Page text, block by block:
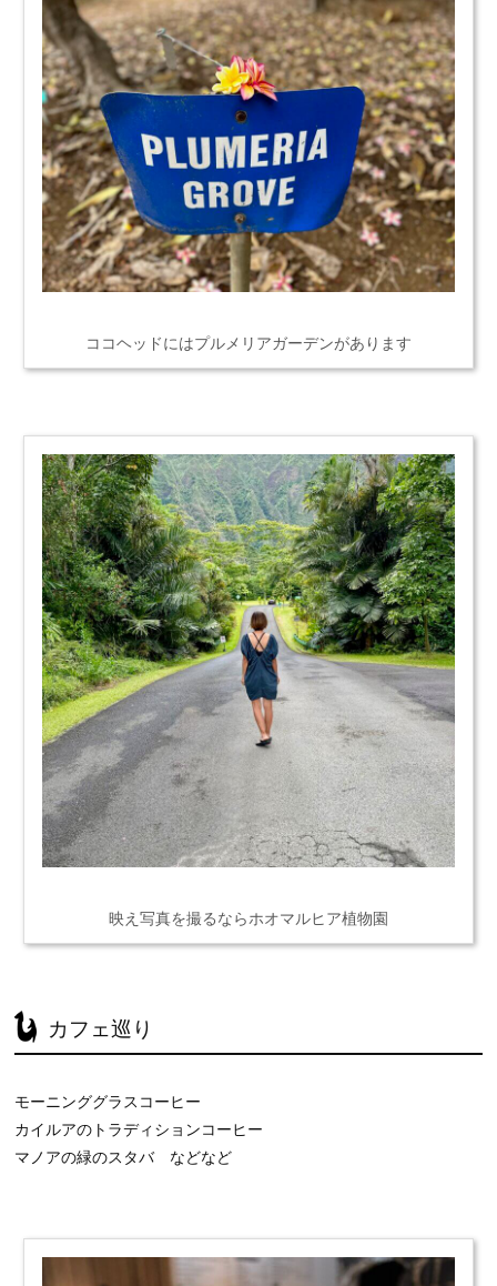
ココヘッドにはプルメリアガーデンがあります
映え写真を撮るならホオマルヒア植物園
カフェ巡り
モーニンググラスコーヒー
カイルアのトラディションコーヒー
マノアの緑のスタバ などなど